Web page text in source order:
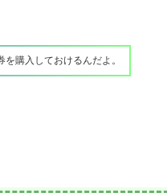
購入しておけるんだよ。